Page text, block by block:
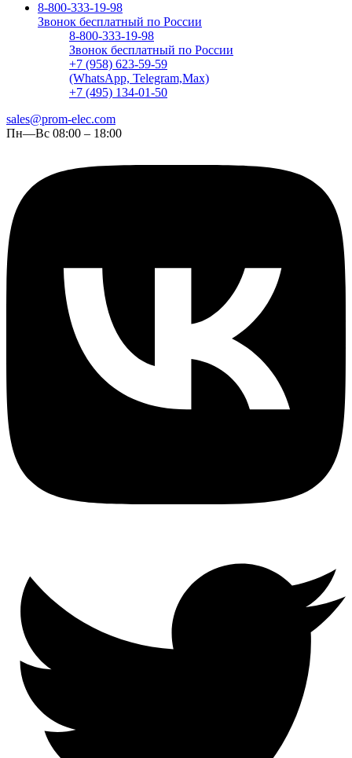
8-800-333-19-98
Звонок бесплатный по России
8-800-333-19-98
Звонок бесплатный по России
+7 (958) 623-59-59
(WhatsApp, Telegram,Max)
+7 (495) 134-01-50
sales@prom-elec.com
Пн—Вс 08:00 – 18:00